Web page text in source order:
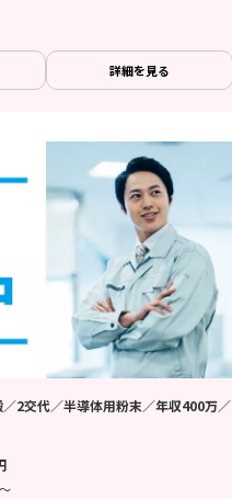
詳細を見る
／2交代／半導体用粉末／年収400万／